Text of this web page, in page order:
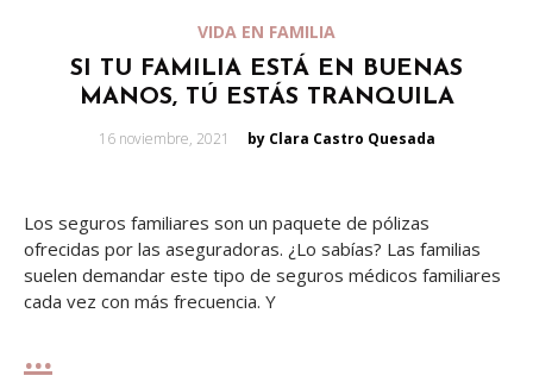
VIDA EN FAMILIA
SI TU FAMILIA ESTÁ EN BUENAS
MANOS, TÚ ESTÁS TRANQUILA
Posted
16 noviembre, 2021 by Clara Castro Quesada
Los seguros familiares son un paquete de pólizas
ofrecidas por las aseguradoras. ¿Lo sabías? Las familias
suelen demandar este tipo de seguros médicos familiares
cada vez con más frecuencia. Y